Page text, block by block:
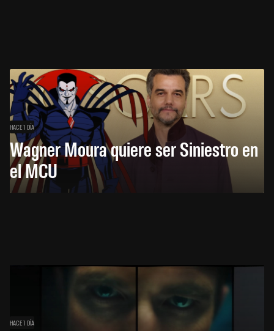
HACE 1 DÍA
Wagner Moura quiere ser Siniestro en
el MCU
HACE 1 DÍA